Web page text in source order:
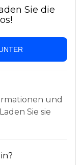
Sie die
und
Sie sie